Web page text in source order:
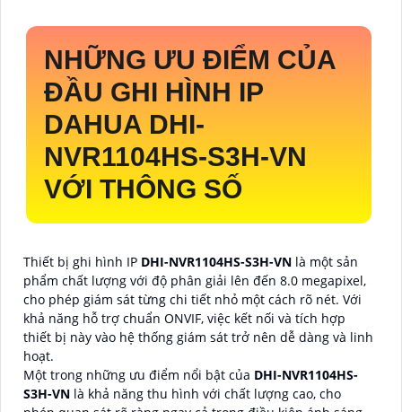
NHỮNG ƯU ĐIỂM CỦA
ĐẦU GHI HÌNH IP
DAHUA DHI-
NVR1104HS-S3H-VN
VỚI THÔNG SỐ
Thiết bị ghi hình IP DHI-NVR1104HS-S3H-VN là một sản
phẩm chất lượng với độ phân giải lên đến 8.0 megapixel,
cho phép giám sát từng chi tiết nhỏ một cách rõ nét. Với
khả năng hỗ trợ chuẩn ONVIF, việc kết nối và tích hợp
thiết bị này vào hệ thống giám sát trở nên dễ dàng và linh
hoạt.
Một trong những ưu điểm nổi bật của DHI-NVR1104HS-
S3H-VN là khả năng thu hình với chất lượng cao, cho